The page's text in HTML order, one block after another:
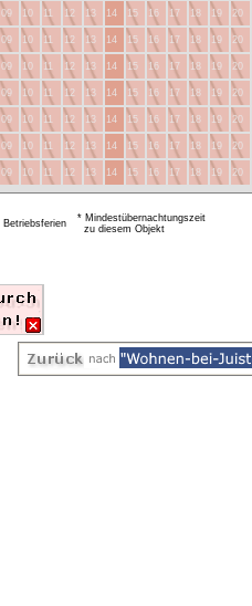
09 10 11 12 13 14 15 16 17 18 19 20
09 10 11 12 13 14 15 16 17 18 19 20
09 10 11 12 13 14 15 16 17 18 19 20
09 10 11 12 13 14 15 16 17 18 19 20
09 10 11 12 13 14 15 16 17 18 19 20
09 10 11 12 13 14 15 16 17 18 19 20
09 10 11 12 13 14 15 16 17 18 19 20
Betriebsferien
* Mindestübernachtungszeit
zu diesem Objekt